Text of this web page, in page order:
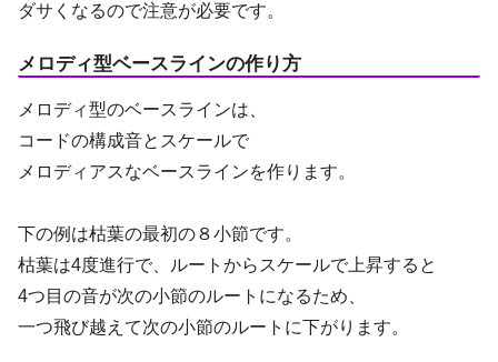
ダサくなるので注意が必要です。
メロディ型ベースラインの作り方
メロディ型のベースラインは、
コードの構成音とスケールで
メロディアスなベースラインを作ります。
下の例は枯葉の最初の８小節です。
枯葉は4度進行で、ルートからスケールで上昇すると
4つ目の音が次の小節のルートになるため、
一つ飛び越えて次の小節のルートに下がります。